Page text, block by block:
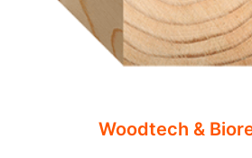
Woodtech &